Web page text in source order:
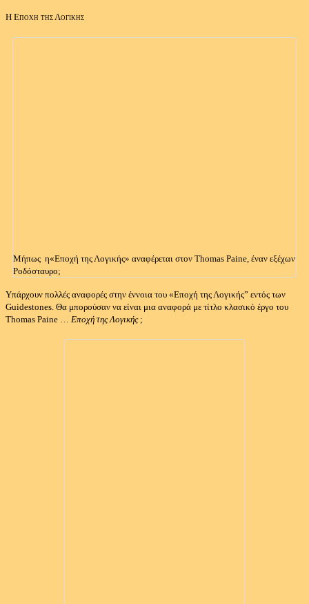
Η Εποχή της Λογικής
Μήπως η«Εποχή της Λογικής» αναφέρεται στον Thomas Paine, έναν εξέχων
Ροδόσταυρο;
Υπάρχουν πολλές αναφορές στην έννοια του «Εποχή της Λογικής” εντός των
Guidestones. Θα μπορούσαν να είναι μια αναφορά με τίτλο κλασικό έργο του
Thomas Paine … Εποχή της Λογικής;